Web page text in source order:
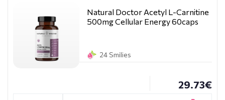
Natural Doctor Acetyl L-Carnitine
500mg Cellular Energy 60caps
24 Smilies
29.73€